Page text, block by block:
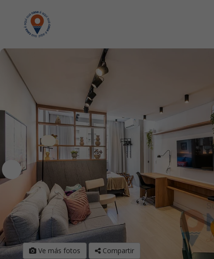
Ve más fotos Compartir